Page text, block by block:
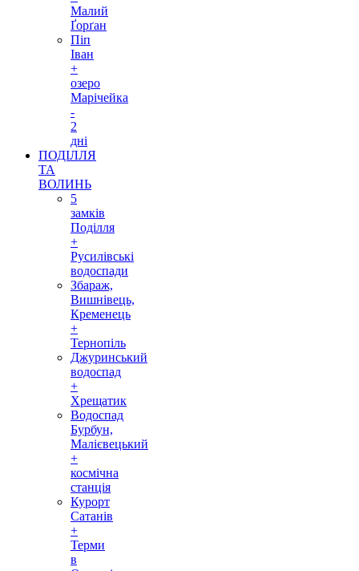
Малий
Ґорґан
Піп
Іван
+
озеро
Марічейка
-
2
дні
ПОДІЛЛЯ
ТА
ВОЛИНЬ
5
замків
Поділля
+
Русилівські
водоспади
Збараж,
Вишнівець,
Кременець
+
Тернопіль
Джуринський
водоспад
+
Хрещатик
Водоспад
Бурбун,
Малієвецький
+
космічна
станція
Курорт
Сатанів
+
Терми
в